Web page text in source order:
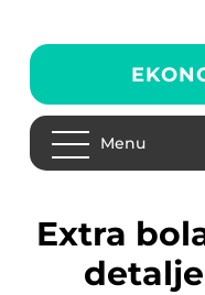
Menu
Extra bolagsstämma: En